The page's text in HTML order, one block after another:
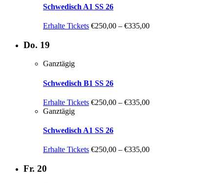
Schwedisch A1 SS 26
Erhalte Tickets €250,00 – €335,00
Do. 19
Ganztägig
Schwedisch B1 SS 26
Erhalte Tickets €250,00 – €335,00
Ganztägig
Schwedisch A1 SS 26
Erhalte Tickets €250,00 – €335,00
Fr. 20